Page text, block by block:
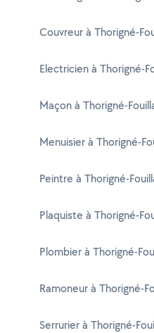
Couvreur à Thorigné-
Electricien à Thorigné-
Maçon à Thorigné-
Menuisier à Thorigné-
Peintre à Thorigné-
Plaquiste à Thorigné-
Plombier à Thorigné-
Ramoneur à Thorigné-
Serrurier à Thorigné-